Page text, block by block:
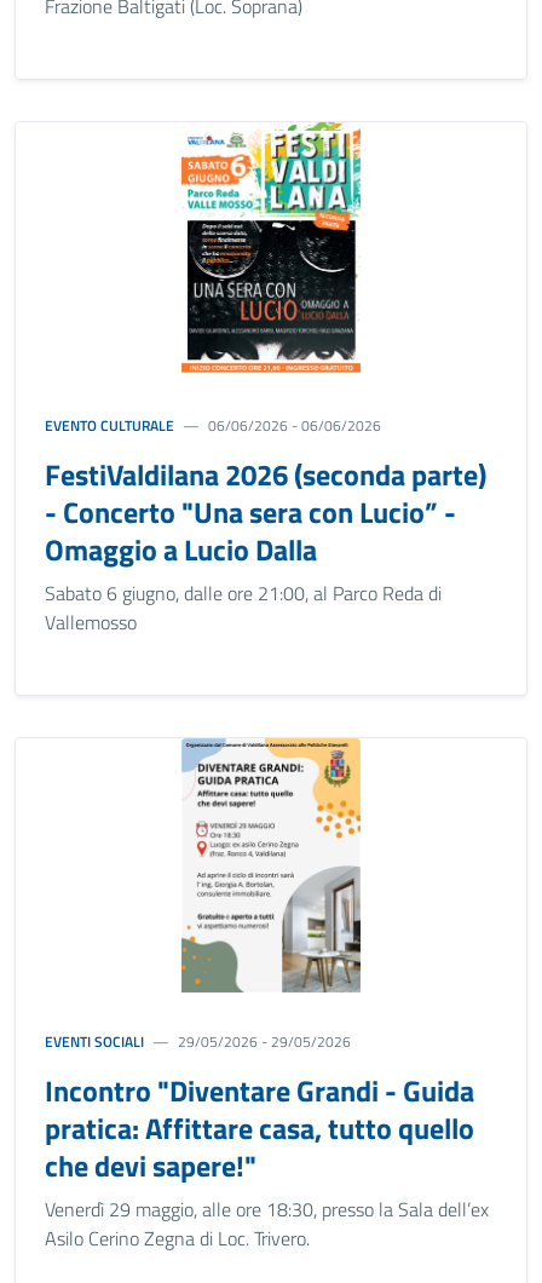
Frazione Baltigati (Loc. Soprana)
EVENTO CULTURALE 06/06/2026 - 06/06/2026
FestiValdilana 2026 (seconda parte)
- Concerto "Una sera con Lucio” -
Omaggio a Lucio Dalla
Sabato 6 giugno, dalle ore 21:00, al Parco Reda di
Vallemosso
EVENTI SOCIALI 29/05/2026 - 29/05/2026
Incontro "Diventare Grandi - Guida
pratica: Affittare casa, tutto quello
che devi sapere!"
Venerdì 29 maggio, alle ore 18:30, presso la Sala dell’ex
Asilo Cerino Zegna di Loc. Trivero.